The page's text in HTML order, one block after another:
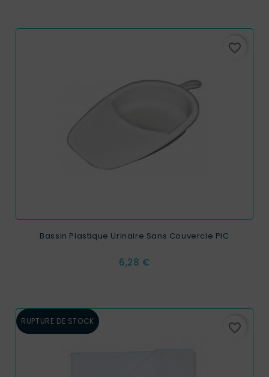
favorite_border
Bassin Plastique Urinaire Sans Couvercle PIC
Prix
6,28 €
RUPTURE DE STOCK favorite_border